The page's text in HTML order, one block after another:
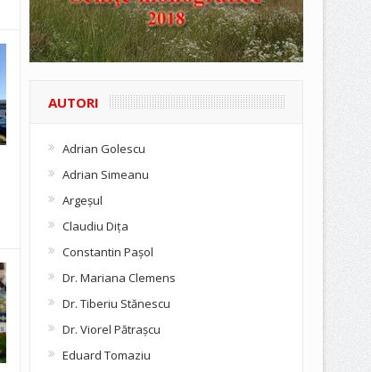
AUTORI
Adrian Golescu
Adrian Simeanu
Argeşul
Claudiu Diţa
Constantin Pașol
Dr. Mariana Clemens
Dr. Tiberiu Stănescu
Dr. Viorel Pătraşcu
Eduard Tomaziu